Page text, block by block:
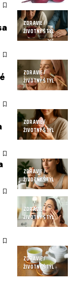
ZDRAVIE /
ŽIVOTNÝ ŠTÝL
ZDRAVIE /
ŽIVOTNÝ ŠTÝL
ZDRAVIE /
ŽIVOTNÝ ŠTÝL
ZDRAVIE /
ŽIVOTNÝ ŠTÝL
ZDRAVIE /
ŽIVOTNÝ ŠTÝL
ZDRAVIE /
ŽIVOTNÝ ŠTÝL